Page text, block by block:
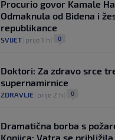
Procurio govor Kamale
Odmaknula od Bidena i
republikance
SVIJET prije 1 h 0
Doktori: Za zdravo srce
supernamirnice
ZDRAVLJE prije 2 h 0
Dramatična borba s
Konjica: Vatra se približila